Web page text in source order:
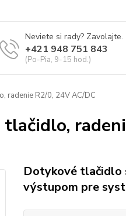
Neviete si rady? Zavolajte.
+421 948 751 843
(Po-Pia, 9-15 hod.)
radenie R2/0, 24V AC/DC
Dotykové tlačidlo
výstupom pre